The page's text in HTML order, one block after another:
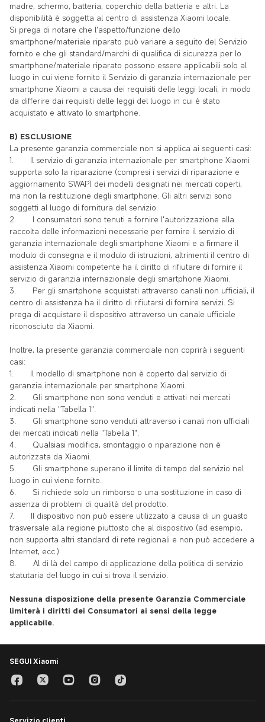
madre, schermo, batteria, coperchio della batteria e altri. La
disponibilità è soggetta al centro di assistenza Xiaomi locale.
Si prega di notare che l'aspetto/funzione dello
smartphone/materiale riparato può variare a seguito del Servizio
fornito e che gli standard/marchi di qualifica di sicurezza per lo
smartphone/materiale riparato possono essere applicabili solo al
luogo in cui viene fornito il Servizio di garanzia internazionale per
smartphone Xiaomi a causa dei requisiti delle leggi locali, in modo
da differire dai requisiti delle leggi del luogo in cui è stato
acquistato e attivato lo smartphone.
B) ESCLUSIONE
La presente garanzia commerciale non si applica ai seguenti casi:
1.
Il servizio di garanzia internazionale per smartphone Xiaomi
supporta solo la riparazione (compresi i servizi di riparazione e
aggiornamento SWAP) dei modelli designati nei mercati coperti,
ma non la restituzione degli smartphone. Gli altri servizi sono
soggetti al luogo di fornitura del servizio.
2.
I consumatori sono tenuti a fornire l'autorizzazione alla
raccolta delle informazioni necessarie per fornire il servizio di
garanzia internazionale degli smartphone Xiaomi e a firmare il
modulo di consegna e il modulo di istruzioni, altrimenti il centro di
assistenza Xiaomi competente ha il diritto di rifiutare di fornire il
servizio di garanzia internazionale degli smartphone Xiaomi.
3.
Per gli smartphone acquistati attraverso canali non ufficiali, il
centro di assistenza ha il diritto di rifiutarsi di fornire servizi. Si
prega di acquistare il dispositivo attraverso un canale ufficiale
riconosciuto da Xiaomi.
Inoltre, la presente garanzia commerciale non coprirà i seguenti
casi:
1.
Il modello di smartphone non è coperto dal servizio di
garanzia internazionale per smartphone Xiaomi.
2.
Gli smartphone non sono venduti e attivati nei mercati
indicati nella "Tabella 1".
3.
Gli smartphone sono venduti attraverso i canali non ufficiali
dei mercati indicati nella "Tabella 1".
4.
Qualsiasi modifica, smontaggio o riparazione non è
autorizzata da Xiaomi.
5.
Gli smartphone superano il limite di tempo del servizio nel
luogo in cui viene fornito.
6.
Si richiede solo un rimborso o una sostituzione in caso di
assenza di problemi di qualità del prodotto.
7.
Il dispositivo non può essere utilizzato a causa di un guasto
trasversale alla regione piuttosto che al dispositivo (ad esempio,
non supporta altri standard di rete regionali e non può accedere a
Internet, ecc.)
8.
Al di là del campo di applicazione della politica di servizio
statutaria del luogo in cui si trova il servizio.
Nessuna disposizione della presente Garanzia Commerciale
limiterà i diritti dei Consumatori ai sensi della legge
applicabile.
SEGUI Xiaomi